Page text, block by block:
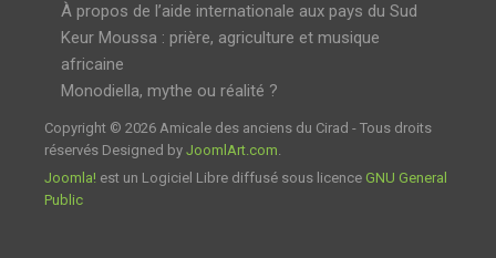
À propos de l’aide internationale aux pays du Sud
Keur Moussa : prière, agriculture et musique
africaine
Monodiella, mythe ou réalité ?
Copyright © 2026 Amicale des anciens du Cirad - Tous droits
réservés Designed by JoomlArt.com.
Joomla! est un Logiciel Libre diffusé sous licence GNU General
Public